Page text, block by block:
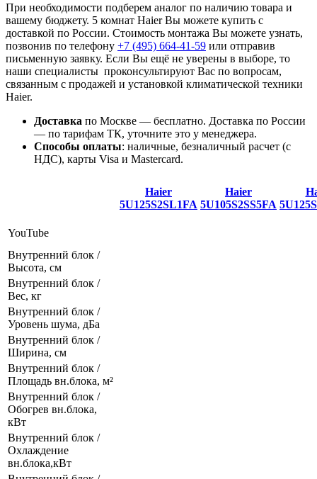
При необходимости подберем аналог по наличию товара и
вашему бюджету. 5 комнат Haier Вы можете купить с
доставкой по России. Стоимость монтажа Вы можете узнать,
позвонив по телефону +7 (495) 664-41-59 или отправив
письменную заявку. Если Вы ещё не уверены в выборе, то
наши специалисты проконсультируют Вас по вопросам,
связанным с продажей и установкой климатической техники
Haier.
Доставка по Москве — бесплатно. Доставка по России
— по тарифам ТК, уточните это у менеджера.
Способы оплаты: наличные, безналичный расчет (с
НДС), карты Visa и Mastercard.
Haier
5U125S2SL1FA
Haier
5U105S2SS5FA
YouTube
Внутренний блок /
Высота, см
Внутренний блок /
Вес, кг
Внутренний блок /
Уровень шума, дБа
Внутренний блок /
Ширина, см
Внутренний блок /
Площадь вн.блока, м²
Внутренний блок /
Обогрев вн.блока,
кВт
Внутренний блок /
Охлаждение
вн.блока,кВт